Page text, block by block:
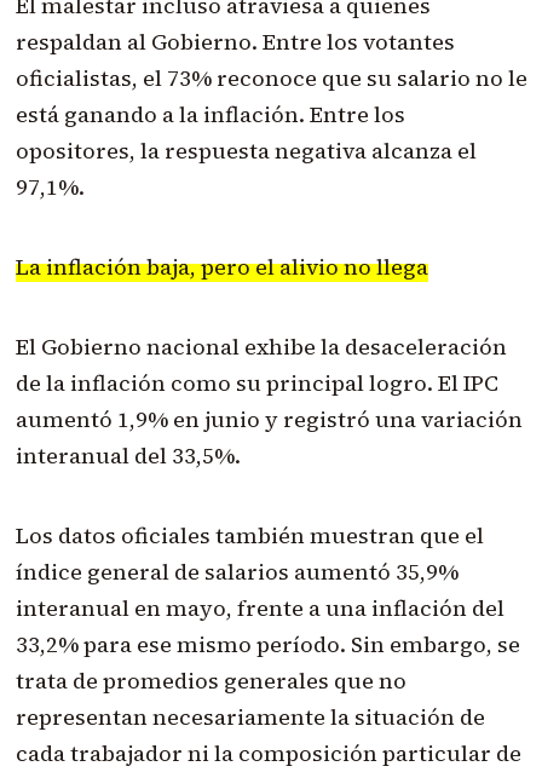
respaldan al Gobierno. Entre los votantes
oficialistas, el 73% reconoce que su salario no le
está ganando a la inflación. Entre los
opositores, la respuesta negativa alcanza el
97,1%.
La inflación baja, pero el alivio no llega
El Gobierno nacional exhibe la desaceleración
de la inflación como su principal logro. El IPC
aumentó 1,9% en junio y registró una variación
interanual del 33,5%.
Los datos oficiales también muestran que el
índice general de salarios aumentó 35,9%
interanual en mayo, frente a una inflación del
33,2% para ese mismo período. Sin embargo, se
trata de promedios generales que no
representan necesariamente la situación de
cada trabajador ni la composición particular de